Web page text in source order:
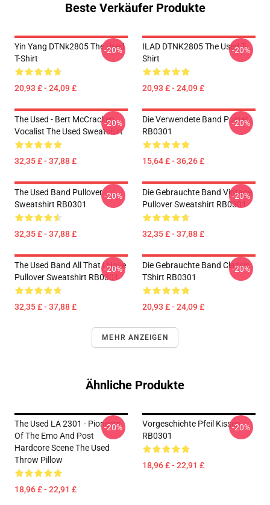
Beste Verkäufer Produkte
Yin Yang DTNk2805 The Used
T-Shirt
20,93 £ - 24,09 £
-20%
ILAD DTNK2805 The Used T-
Shirt
20,93 £ - 24,09 £
-20%
The Used - Bert McCracken
Vocalist The Used Sweatshirt
32,35 £ - 37,88 £
-20%
Die Verwendete Band Poster
RB0301
15,64 £ - 36,26 £
-20%
The Used Band Pullover
Sweatshirt RB0301
32,35 £ - 37,88 £
-20%
Die Gebrauchte Band Vintage
Pullover Sweatshirt RB0301
32,35 £ - 37,88 £
-20%
The Used Band All That I Have
Pullover Sweatshirt RB0301
32,35 £ - 37,88 £
-20%
Die Gebrauchte Band Classic
TShirt RB0301
20,93 £ - 24,09 £
-20%
MEHR ANZEIGEN
Ähnliche Produkte
The Used LA 2301 - Pioneers
Of The Emo And Post
Hardcore Scene The Used
Throw Pillow
18,96 £ - 22,91 £
-20%
Vorgeschichte Pfeil Kissen
RB0301
18,96 £ - 22,91 £
-20%